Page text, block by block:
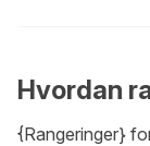
Hvordan
{Rangeringer}